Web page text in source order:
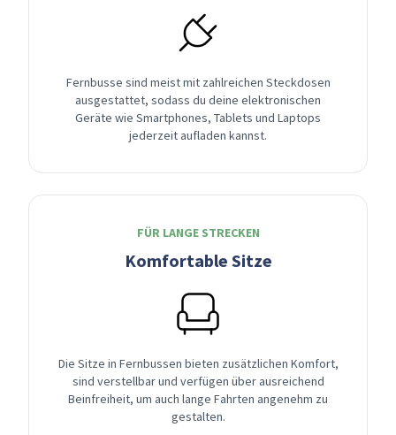
Fernbusse sind meist mit zahlreichen Steckdosen
ausgestattet, sodass du deine elektronischen
Geräte wie Smartphones, Tablets und Laptops
jederzeit aufladen kannst.
FÜR LANGE STRECKEN
Komfortable Sitze
Die Sitze in Fernbussen bieten zusätzlichen Komfort,
sind verstellbar und verfügen über ausreichend
Beinfreiheit, um auch lange Fahrten angenehm zu
gestalten.